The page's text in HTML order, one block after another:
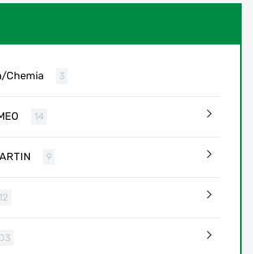
Chemia 3
14
9